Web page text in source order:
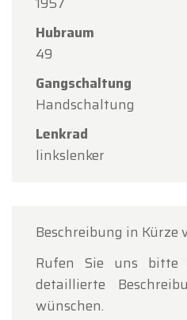
Hubraum
49
Gangschaltung
Handschaltung
Lenkrad
linkslenker
Beschreibung in Kürze
Rufen Sie uns bitte
detaillierte
wünschen.